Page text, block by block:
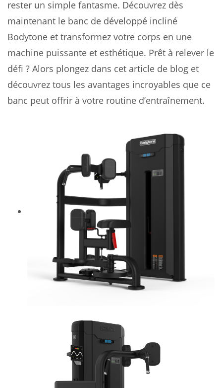
rester un simple fantasme. Découvrez dès
maintenant le banc de développé incliné
Bodytone et transformez votre corps en une
machine puissante et esthétique. Prêt à relever le
défi ? Alors plongez dans cet article de blog et
découvrez tous les avantages incroyables que ce
banc peut offrir à votre routine d’entraînement.